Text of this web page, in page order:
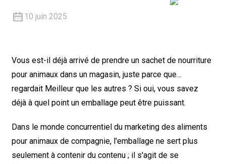
10 juin 2025
Vous est-il déjà arrivé de prendre un sachet de nourriture
pour animaux dans un magasin, juste parce que…
regardaitMeilleur que les autres ? Si oui, vous savez
déjà à quel point un emballage peut être puissant.
Dans le monde concurrentiel du marketing des aliments
pour animaux de compagnie, l'emballage ne sert plus
seulement à contenir du contenu ; il s'agit de se